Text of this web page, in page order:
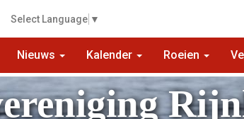
Select Language ▼
Nieuws Kalender Roeien